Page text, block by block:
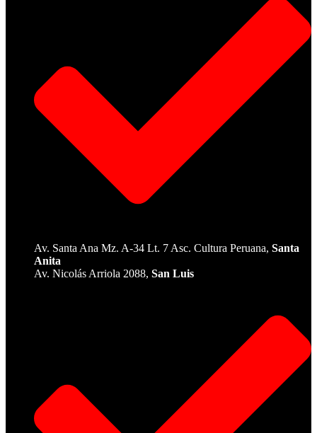
Av. Santa Ana Mz. A-34 Lt. 7 Asc. Cultura Peruana, Santa
Anita
Av. Nicolás Arriola 2088, San Luis